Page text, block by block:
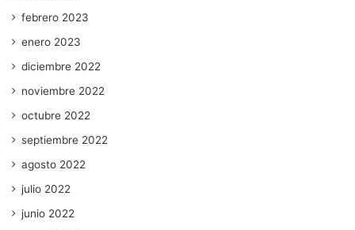
febrero 2023
enero 2023
diciembre 2022
noviembre 2022
octubre 2022
septiembre 2022
agosto 2022
julio 2022
junio 2022